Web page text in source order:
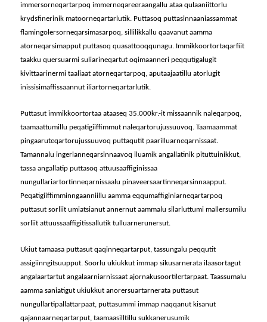
immersorneqartarpoq immerneqareeraangallu ataa qulaaniittorlu
krydsfinerinik matoorneqartarlutik. Puttasoq puttasinnaaniassammat
flamingolersorneqarsimasarpoq, sillilikkallu qaavanut aamma
atorneqarsimapput puttasoq quasattooqqunagu. Immikkoortortaqarfiit
taakku quersuarmi suliarineqartut oqimaanneri peqqutigalugit
kivittaarinermi taaliaat atorneqartarpoq, aputaajaatillu atorlugit
inissisimaffissaannut iliartorneqartarlutik.
Puttasut immikkoortortaa ataaseq 35.000kr.-it missaannik naleqarpoq,
taamaattumillu peqatigiiffimmut naleqartorujussuuvoq. Taamaammat
pingaaruteqartorujussuuvoq puttaqutit paarilluarneqarnissaat.
Tamannalu ingerlanneqarsinnaavoq iluamik angallatinik pituttuinikkut,
tassa angallatip puttasoq attuusaaffiginissaa
nungullariartortinneqarnissaalu pinaveersaartinneqarsinnaapput.
Peqatigiiffimminngaanniillu aamma eqqumaffiginiarneqartarpoq
puttasut sorliit umiatsianut annernut aammalu silarluttumi mallersumilu
sorliit attuussaaffigitissallutik tulluarnerunersut.
Ukiut tamaasa puttasut qaqinneqartarput, tassungalu peqqutit
assigiinngitsuupput. Soorlu ukiukkut immap sikusarnerata ilaasortagut
angalaartartut angalaarniarnissaat ajornakusoortilertarpaat. Taassumalu
aamma saniatigut ukiukkut anorersuartarnerata puttasut
nungullartipallattarpaat, puttasummi immap naqqanut kisanut
qajannaarneqartarput, taamaasilltillu sukkanerusumik